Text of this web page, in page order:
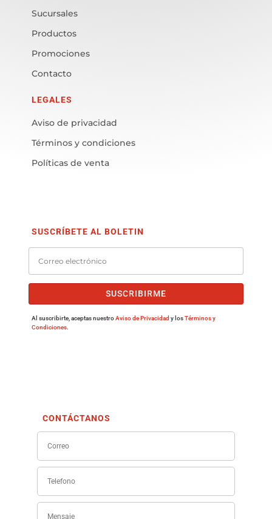
Sucursales
Productos
Promociones
Contacto
LEGALES
Aviso de privacidad
Términos y condiciones
Políticas de venta
SUSCRÍBETE AL BOLETIN
SUSCRIBIRME
Al suscribirte, aceptas nuestroAviso de Privacidad y losTérminos y
Condiciones.
CONTÁCTANOS